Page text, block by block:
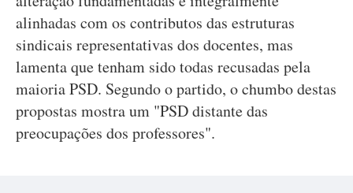
alinhadas com os contributos das estruturas
sindicais representativas dos docentes, mas
lamenta que tenham sido todas recusadas pela
maioria PSD. Segundo o partido, o chumbo destas
propostas mostra um "PSD distante das
preocupações dos professores".